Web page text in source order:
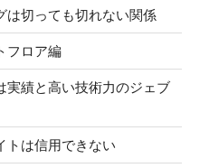
は切っても切れない関係
フロア編
実績と高い技術力のジェブ
トは信用できない